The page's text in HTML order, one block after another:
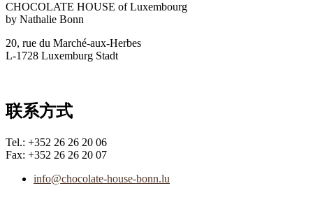
CHOCOLATE HOUSE of Luxembourg
by Nathalie Bonn
20, rue du Marché-aux-Herbes
L-1728 Luxemburg Stadt
联系方式
Tel.: +352 26 26 20 06
Fax: +352 26 26 20 07
info@chocolate-house-bonn.lu